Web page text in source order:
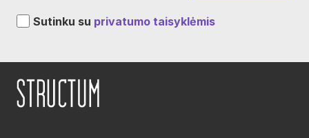
Sutinku su privatumo taisyklėmis